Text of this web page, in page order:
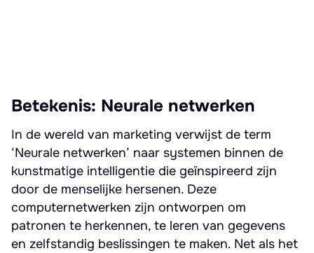
Betekenis: Neurale netwerken
In de wereld van marketing verwijst de term
‘Neurale netwerken’ naar systemen binnen de
kunstmatige intelligentie die geïnspireerd zijn
door de menselijke hersenen. Deze
computernetwerken zijn ontworpen om
patronen te herkennen, te leren van gegevens
en zelfstandig beslissingen te maken. Net als het